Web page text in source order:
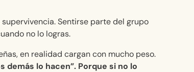
Sentirse parte del grupo
no lo logras.
en realidad cargan con mucho peso.
demás lo hacen”. Porque si no lo